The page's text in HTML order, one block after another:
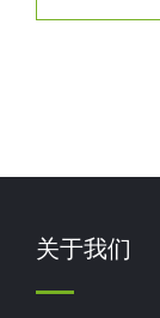
关于我们